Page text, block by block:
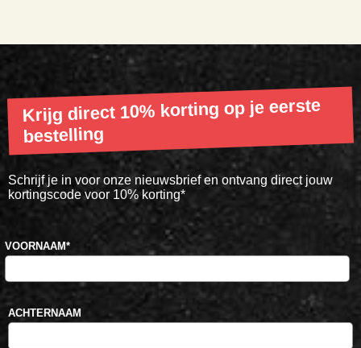
Krijg direct 10% korting op je eerste
bestelling
Schrijf je in voor onze nieuwsbrief en ontvang direct jouw
kortingscode voor 10% korting*
VOORNAAM*
ACHTERNAAM